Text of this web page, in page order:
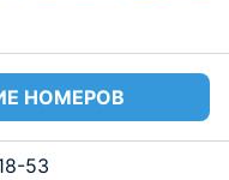
НОМЕРОВ
53